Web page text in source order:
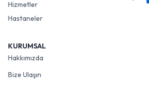
Hizmetler
Hastaneler
KURUMSAL
Hakkımızda
Bize Ulaşın